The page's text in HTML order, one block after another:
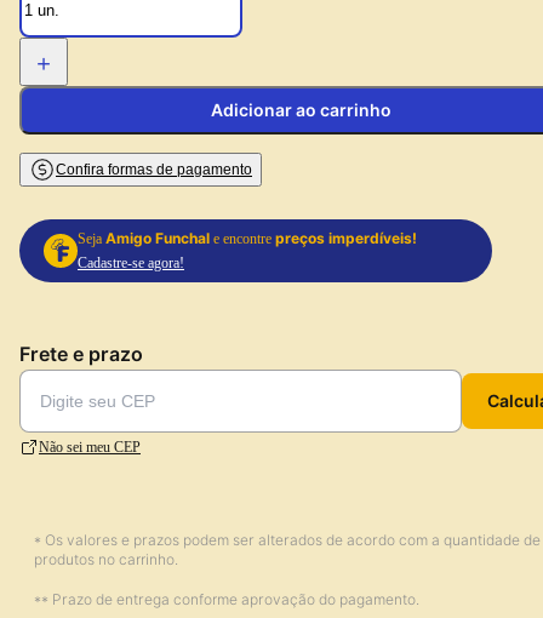
+
Adicionar ao carrinho
Confira formas de pagamento
Seja Amigo Funchal e encontre preços imperdíveis!
Cadastre-se agora!
Frete e prazo
Não sei meu CEP
* Os valores e prazos podem ser alterados de acordo com a quantidade de
produtos no carrinho.
** Prazo de entrega conforme aprovação do pagamento.